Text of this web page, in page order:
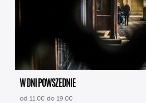
W DNI POWSZEDNIE
od 11.00 do 19.00